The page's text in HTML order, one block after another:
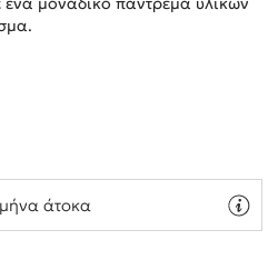
άτοκα